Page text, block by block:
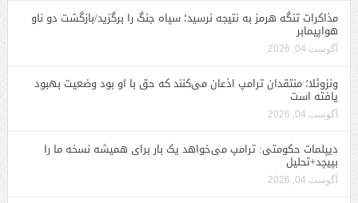
مذاکرات تنگه هرمز به نتیجه نرسید؛ سپاه جنگ را برگزید/بازگشت دو ناو
هواپیمابر
آگوست 04, 2026
ونزوئلا؛ منتقدان ترامپ اذعان می‌کنند که حق با او بود وضعیت بهبود
یافته است
آگوست 04, 2026
دیپلمات حکومتی: ترامپ می‌خواهد یک بار برای همیشه نسخه ما را
بپیچد+تحلیل
آگوست 04, 2026